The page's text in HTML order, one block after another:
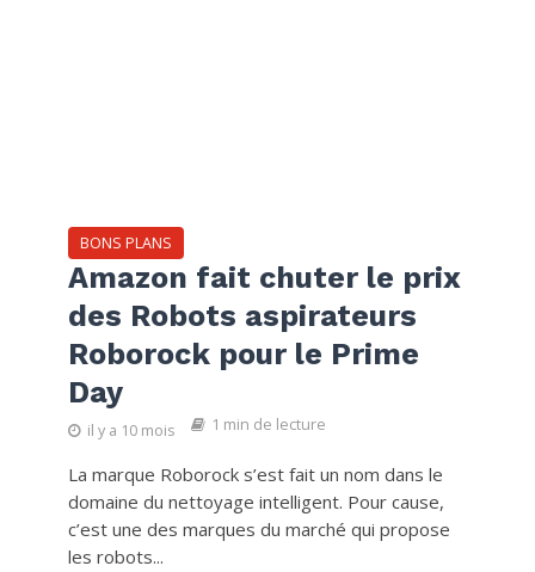
BONS PLANS
Amazon fait chuter le prix
des Robots aspirateurs
Roborock pour le Prime
Day
il y a 10 mois 1 min de lecture
La marque Roborock s’est fait un nom dans le
domaine du nettoyage intelligent. Pour cause,
c’est une des marques du marché qui propose
les robots...